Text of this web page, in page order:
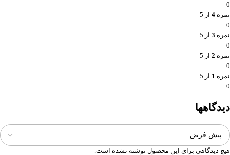
0
نمره 4 از 5
0
نمره 3 از 5
0
نمره 2 از 5
0
نمره 1 از 5
0
دیدگاهها
هیچ دیدگاهی برای این محصول نوشته نشده است.